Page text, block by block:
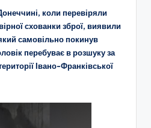
коли перевіряли
схованки зброї, виявили
самовільно покинув
перебуває в розшуку за
Івано-Франківської